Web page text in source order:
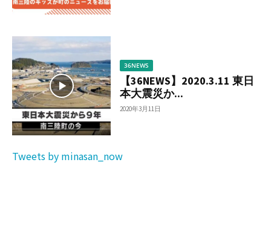
36NEWS
【36NEWS】2020.3.11 東日
本大震災か...
2020年3月11日
Tweets by minasan_now